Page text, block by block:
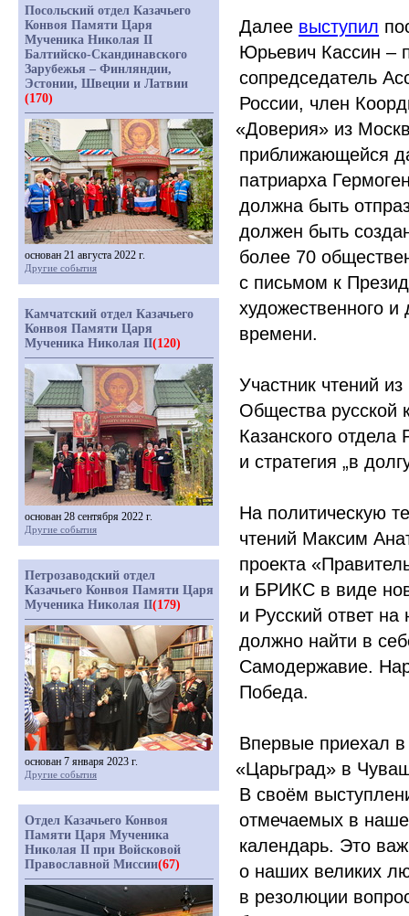
Далее выступил
Юрьевич Кассин –
сопредседатель
России, член
«Доверия» из
приближающейся
патриарха
должна быть
должен быть
более 70
с письмом к
художественного
времени.
Участник чтений из
Общества русской
Казанского
и стратегия „в
На политическую
чтений Максим
проекта
и БРИКС в виде
и Русский ответ
должно найти в
Самодержавие.
Победа.
Впервые приехал в
«Царьград» в
В своём
отмечаемых в
календарь. Это
о наших великих
в резолюции
Посольский отдел Казачьего
Конвоя Памяти Царя
Мученика Николая II
Балтийско-Скандинавского
Зарубежья – Финляндии,
Эстонии, Швеции и Латвии
(170)
основан 21 августа 2022 г.
Другие события
Камчатский отдел Казачьего
Конвоя Памяти Царя
Мученика Николая II(120)
основан 28 сентября 2022 г.
Другие события
Петрозаводский отдел
Казачьего Конвоя Памяти Царя
Мученика Николая II(179)
основан 7 января 2023 г.
Другие события
Отдел Казачьего Конвоя
Памяти Царя Мученика
Николая II при Войсковой
Православной Миссии(67)